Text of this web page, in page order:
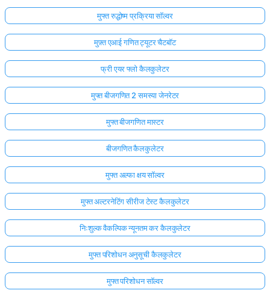
मुफ्त रुद्धोष्म प्रक्रिया सॉल्वर
मुफ़्त एआई गणित ट्यूटर चैटबॉट
फ्री एयर फ्लो कैलकुलेटर
मुफ्त बीजगणित 2 समस्या जेनरेटर
मुफ्त बीजगणित मास्टर
बीजगणित कैलकुलेटर
मुफ्त अल्फा क्षय सॉल्वर
मुफ्त अल्टरनेटिंग सीरीज टेस्ट कैलकुलेटर
निःशुल्क वैकल्पिक न्यूनतम कर कैलकुलेटर
मुफ्त परिशोधन अनुसूची कैलकुलेटर
मुफ्त परिशोधन सॉल्वर